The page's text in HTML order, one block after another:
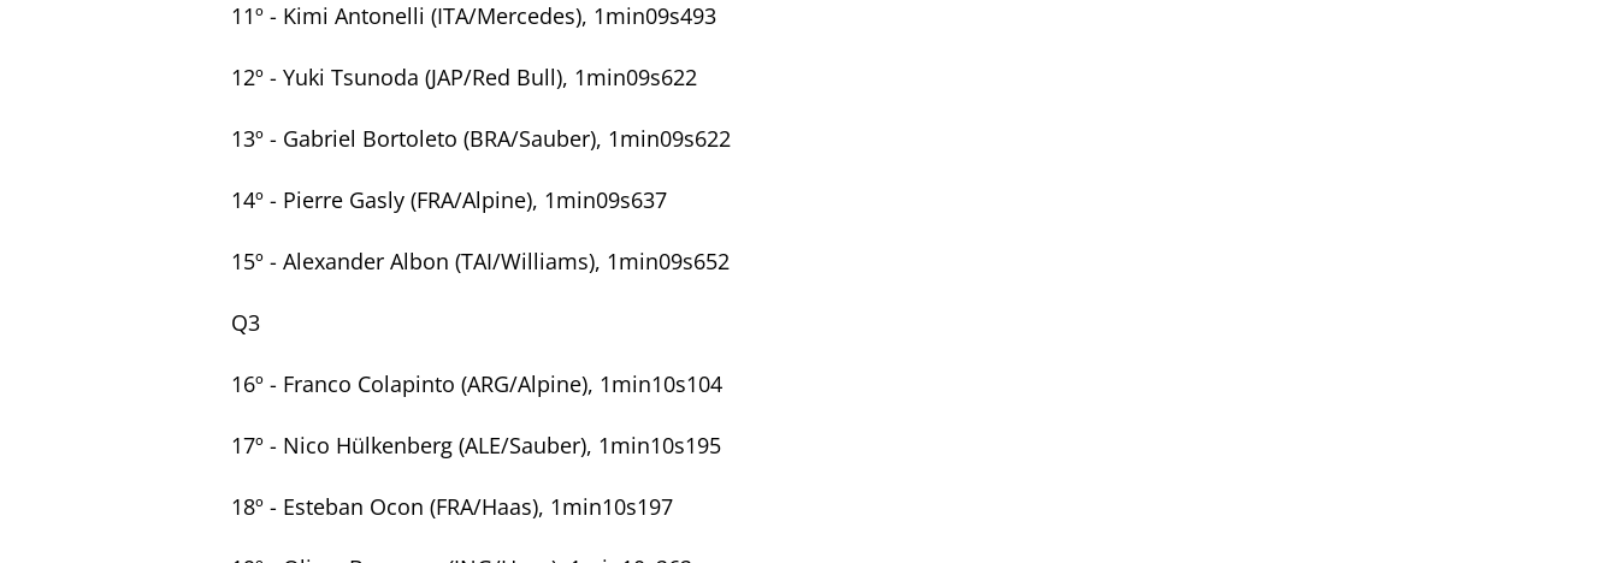
11º - Kimi Antonelli (ITA/Mercedes), 1min09s493
12º - Yuki Tsunoda (JAP/Red Bull), 1min09s622
13º - Gabriel Bortoleto (BRA/Sauber), 1min09s622
14º - Pierre Gasly (FRA/Alpine), 1min09s637
15º - Alexander Albon (TAI/Williams), 1min09s652
Q3
16º - Franco Colapinto (ARG/Alpine), 1min10s104
17º - Nico Hülkenberg (ALE/Sauber), 1min10s195
18º - Esteban Ocon (FRA/Haas), 1min10s197